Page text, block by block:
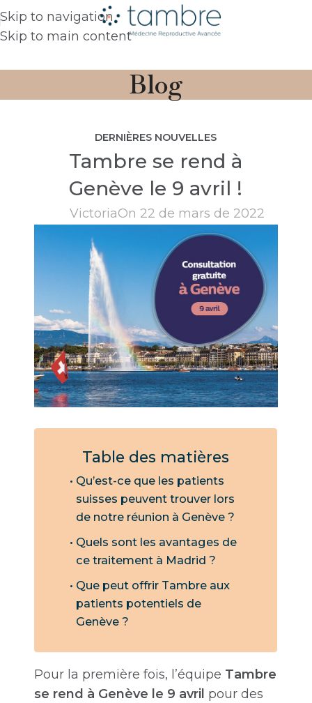
Skip to navigation
Skip to main content
Blog
DERNIÈRES NOUVELLES
Tambre se rend à
Genève le 9 avril !
VictoriaOn 22 de mars de 2022
Table des matières
Qu’est-ce que les patients
suisses peuvent trouver lors
de notre réunion à Genève ?
Quels sont les avantages de
ce traitement à Madrid ?
Que peut offrir Tambre aux
patients potentiels de
Genève ?
Pour la première fois, l’équipe Tambre
se rend à Genève le 9 avril pour des